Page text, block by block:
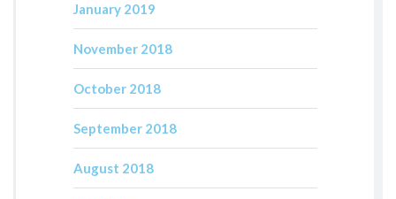
January 2019
November 2018
October 2018
September 2018
August 2018